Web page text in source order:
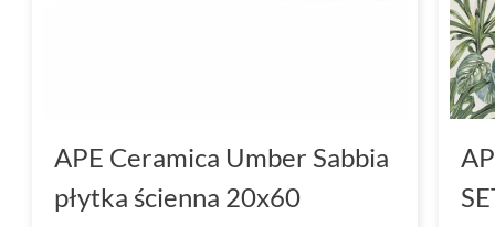
APE Ceramica Umber Sabbia
płytka ścienna 20x60